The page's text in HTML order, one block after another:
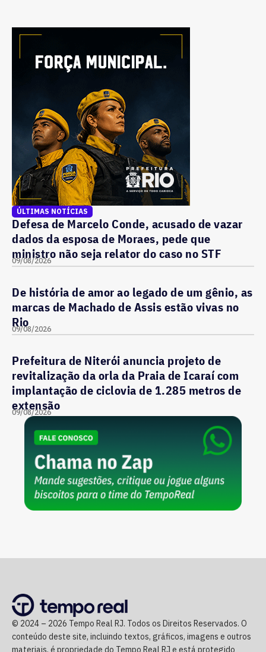
ÚLTIMAS NOTÍCIAS
Defesa de Marcelo Conde, acusado de vazar
dados da esposa de Moraes, pede que
ministro não seja relator do caso no STF
09/08/2026
De história de amor ao legado de um gênio, as
marcas de Machado de Assis estão vivas no
Rio
09/08/2026
Prefeitura de Niterói anuncia projeto de
revitalização da orla da Praia de Icaraí com
implantação de ciclovia de 1.285 metros de
extensão
09/08/2026
© 2024 – 2026 Tempo Real RJ. Todos os Direitos Reservados. O
conteúdo deste site, incluindo textos, gráficos, imagens e outros
materiais, é propriedade do Tempo Real RJ e está protegido